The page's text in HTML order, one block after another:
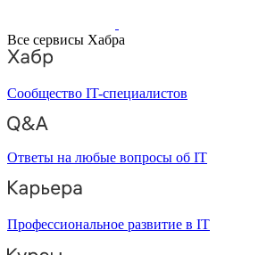
Все сервисы Хабра
Сообщество IT-специалистов
Ответы на любые вопросы об IT
Профессиональное развитие в IT